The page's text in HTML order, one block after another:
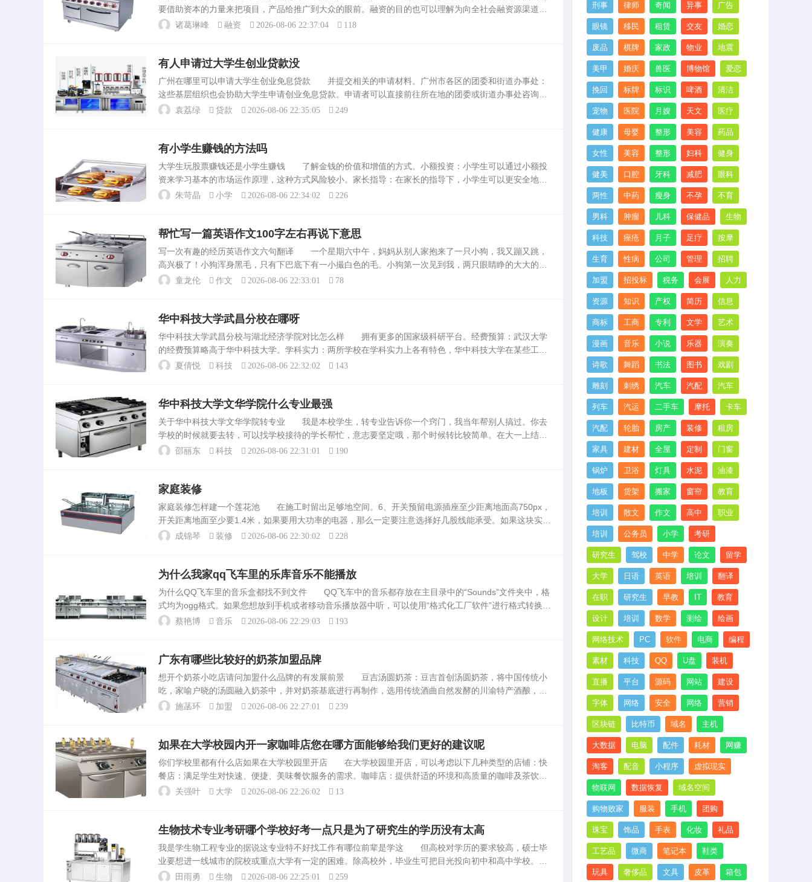
要借助资本的力量来把项目，产品给推广到大众的眼前。融资的目的也可以理解为向全社会融资源渠道人
才技术模式那这一系列的动作就需要跟有经验，有人脉，有钱的资本来进行合作了。请问什么叫融资
诸葛琳峰 融资 2026-08-06 22:37:04 118
有人申请过大学生创业贷款没
广州在哪里可以申请大学生创业免息贷款 并提交相关的申请材料。广州市各区的团委和街道办事处：
这些基层组织也会协助大学生申请创业免息贷款。申请者可以直接前往所在地的团委或街道办事处咨询相
关政策和申请流程。广东团省委学校部：广东团省委学校部负责实施“大学生创业基金”项目，为符合条件
袁荔绿 贷款 2026-08-06 22:35:05 249
有小学生赚钱的方法吗
大学生玩股票赚钱还是小学生赚钱 了解金钱的价值和增值的方式。小额投资：小学生可以通过小额投
资来学习基本的市场运作原理，这种方式风险较小。家长指导：在家长的指导下，小学生可以更安全地进
行股票投资，同时也能增强亲子关系。综上所述，无论是大学生还是小学生，都可以尝试通过股票市场来
朱苛晶 小学 2026-08-06 22:34:02 226
帮忙写一篇英语作文100字左右再说下意思
写一次有趣的经历英语作文六句翻译 一个星期六中午，妈妈从别人家抱来了一只小狗，我又蹦又跳，
高兴极了！小狗浑身黑毛，只有下巴底下有一小撮白色的毛。小狗第一次见到我，两只眼睛睁的大大的，
好想再说“谁也不要接近我，否则小心我的爪子。”我试着慢慢的接近它，轻轻的抚摸它，给它喂食。后来
童龙伦 作文 2026-08-06 22:33:01 78
华中科技大学武昌分校在哪呀
华中科技大学武昌分校与湖北经济学院对比怎么样 拥有更多的国家级科研平台。经费预算：武汉大学
的经费预算略高于华中科技大学。学科实力：两所学校在学科实力上各有特色，华中科技大学在某些工科
领域表现突出，而湖北经济学院可能在经济管理类专业上有更强的优势。综上所述，华中科技大学武昌分
夏倩悦 科技 2026-08-06 22:32:02 143
华中科技大学文华学院什么专业最强
关于华中科技大学文华学院转专业 我是本校学生，转专业告诉你一个窍门，我当年帮别人搞过。你去
学校的时候就要去转，可以找学校接待的学长帮忙，意志要坚定哦，那个时候转比较简单。在大一上结束
后也可以转专业不过成绩要在前十名，要这边的辅导员放人，那边的辅导员接人哦。这样就可以了。最后
邵丽东 科技 2026-08-06 22:31:01 190
家庭装修
家庭装修怎样建一个莲花池 在施工时留出足够地空间。6、开关预留电源插座至少距离地面高750px，
开关距离地面至少要1.4米，如果要用大功率的电器，那么一定要注意选择好几股线能承受。如果这块实在
没概念，就找专业人士咨询一下。家庭装修主要的这=几=部份，这里面的装修小细节你把握住了，相信整
成锦琴 装修 2026-08-06 22:30:02 228
为什么我家qq飞车里的乐库音乐不能播放
为什么QQ飞车里的音乐盒都找不到文件 QQ飞车中的音乐都存放在主目录中的“Sounds”文件夹中，格
式均为ogg格式。如果您想放到手机或者移动音乐播放器中听，可以使用“格式化工厂软件”进行格式转换。
为什么我家QQ飞车音乐播放器放不起来歌 重装试试我的QQ飞车为什么没有音乐乐库里一首歌也没有
蔡艳博 音乐 2026-08-06 22:29:03 193
广东有哪些比较好的奶茶加盟品牌
想开个奶茶小吃店请问加盟什么品牌的有发展前景 豆吉汤圆奶茶：豆吉首创汤圆奶茶，将中国传统小
吃，家喻户晓的汤圆融入奶茶中，并对奶茶基底进行再制作，选用传统酒曲自然发酵的川渝特产酒酿，味
型丰富，口感软糯。汤圆奶茶品类，新赛道，新商机。在选择加盟品牌时，还需要考虑到自身的资金状
施菡环 加盟 2026-08-06 22:27:01 239
如果在大学校园内开一家咖啡店您在哪方面能够给我们更好的建议呢
你们学校里都有什么店如果在大学校园里开店 在大学校园里开店，可以考虑以下几种类型的店铺：快
餐店：满足学生对快速、便捷、美味餐饮服务的需求。咖啡店：提供舒适的环境和高质量的咖啡及茶饮。
便利店：供应日常必需品，如纸巾、伞、口香糖、糖果、饮料和小食品等。花店：提供各类花束和鲜花，
关强叶 大学 2026-08-06 22:26:02 13
生物技术专业考研哪个学校好考一点只是为了研究生的学历没有太高
我是学生物工程专业的据说这专业特不好找工作有哪位前辈是学这 但高校对学历的要求较高，硕士毕
业要想进一线城市的院校或重点大学有一定的困难。除高校外，毕业生可把目光投向初中和高中学校。继
续深。生物器材等产品的企业做销售、管理也称得上是学有所用。总的来说，生物工程专业的毕业生有着
田雨勇 生物 2026-08-06 22:25:01 259
刑事 律师 奇闻 异事 广告
眼镜 移民 租赁 交友 婚恋
废品 棋牌 家政 物业 地震
美甲 婚庆 兽医 博物馆 爱恋
挽回 标牌 标识 啤酒 清洁
宠物 医院 月嫂 天文 医疗
健康 母婴 整形 美容 药品
女性 美容 整形 妇科 健身
健美 口腔 牙科 减肥 眼科
两性 中药 瘦身 不孕 不育
男科 肿瘤 儿科 保健品 生物
科技 痤疮 月子 足疗 按摩
生育 性病 公司 管理 招聘
加盟 招投标 税务 会展 人力
资源 知识 产权 简历 信息
商标 工商 专利 文学 艺术
漫画 音乐 小说 乐器 演奏
诗歌 舞蹈 书法 图书 戏剧
雕刻 刺绣 汽车 汽配 汽车
列车 汽运 二手车 摩托 卡车
汽配 轮胎 房产 装修 租房
家具 建材 全屋 定制 门窗
锅炉 卫浴 灯具 水泥 油漆
地板 货架 搬家 窗帘 教育
培训 散文 作文 高中 职业
培训 公务员 小学 考研
研究生 驾校 中学 论文 留学
大学 日语 英语 培训 翻译
在职 研究生 早教 IT 教育
设计 培训 数学 测绘 绘画
网络技术 PC 软件 电商 编程
素材 科技 QQ U盘 装机
直播 平台 源码 网站 建设
字体 网络 安全 网络 营销
区块链 比特币 域名 主机
大数据 电脑 配件 耗材 网赚
淘客 配音 小程序 虚拟现实
物联网 数据恢复 域名空间
购物败家 服装 手机 团购
珠宝 饰品 手表 化妆 礼品
工艺品 微商 笔记本 鞋类
玩具 奢侈品 文具 皮革 箱包